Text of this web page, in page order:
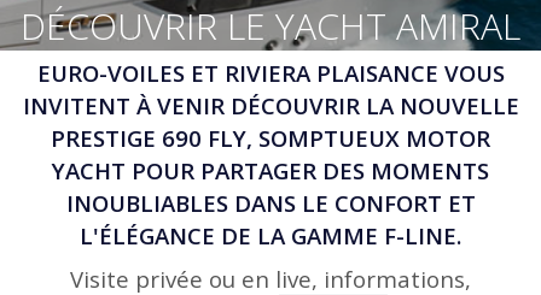
DÉCOUVRIR LE YACHT AMIRAL
DE LA GAMME
Accueil
Actus
Prestige 690 Fly, prenez rendez-vous pour découvrir le yacht
amiral de la gamme
EURO-VOILES ET RIVIERA PLAISANCE VOUS
INVITENT À VENIR DÉCOUVRIR LA NOUVELLE
PRESTIGE 690 FLY, SOMPTUEUX MOTOR
YACHT POUR PARTAGER DES MOMENTS
INOUBLIABLES DANS LE CONFORT ET
L'ÉLÉGANCE DE LA GAMME F-LINE.
Visite privée ou en live, informations,